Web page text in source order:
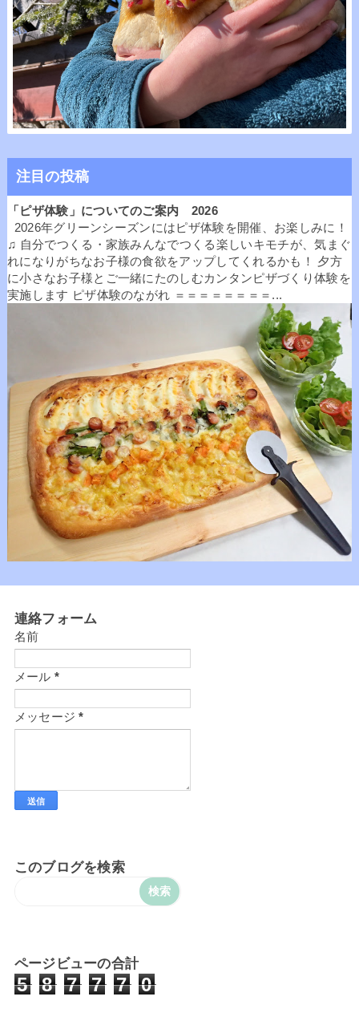
注目の投稿
「ピザ体験」についてのご案内 2026
2026年グリーンシーズンにはピザ体験を開催、お楽しみに！
♫ 自分でつくる・家族みんなでつくる楽しいキモチが、気まぐ
れになりがちなお子様の食欲をアップしてくれるかも！ 夕方
に小さなお子様とご一緒にたのしむカンタンピザづくり体験を
実施します ピザ体験のながれ ＝＝＝＝＝＝＝＝...
連絡フォーム
名前
メール *
メッセージ*
このブログを検索
ページビューの合計
5 8 7 7 7 0